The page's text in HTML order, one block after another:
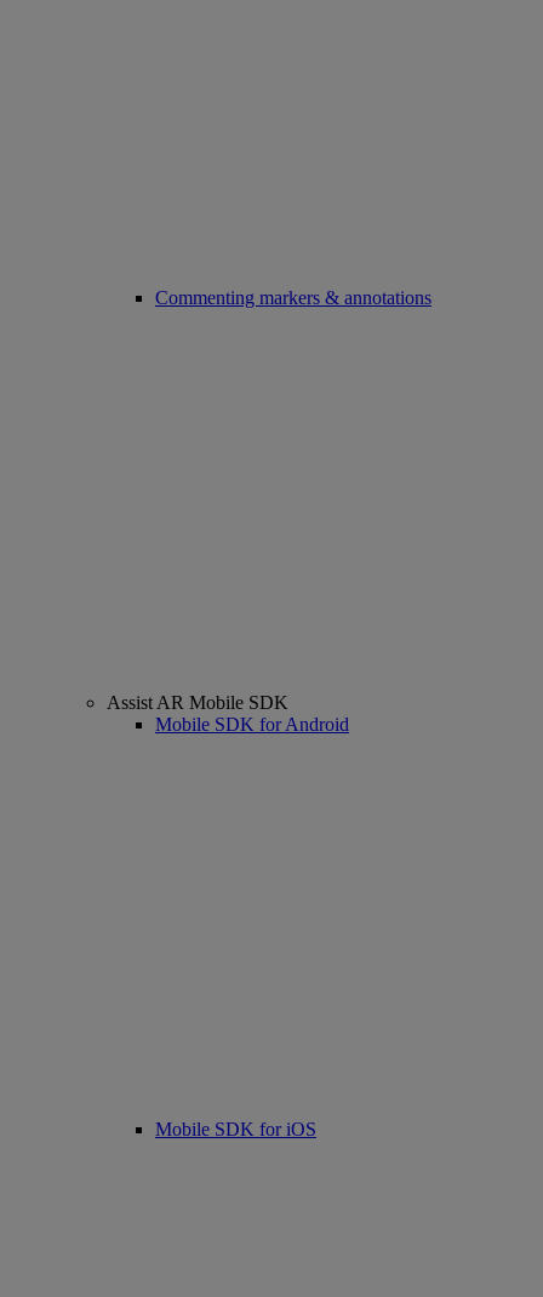
Commenting markers & annotations
Assist AR Mobile SDK
Mobile SDK for Android
Mobile SDK for iOS